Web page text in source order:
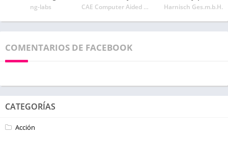
ng-labs CAE Computer Aided USA Corp. Harnisch Ges.m.b.H.
COMENTARIOS DE FACEBOOK
CATEGORÍAS
Acción